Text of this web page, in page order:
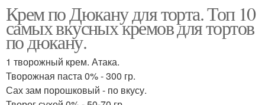
Крем по Дюкану для торта. Топ 10
самых вкусных кремов для тортов
по дюкану.
1 творожный крем. Атака.
Творожная паста 0% - 300 гр.
Сах зам порошковый - по вкусу.